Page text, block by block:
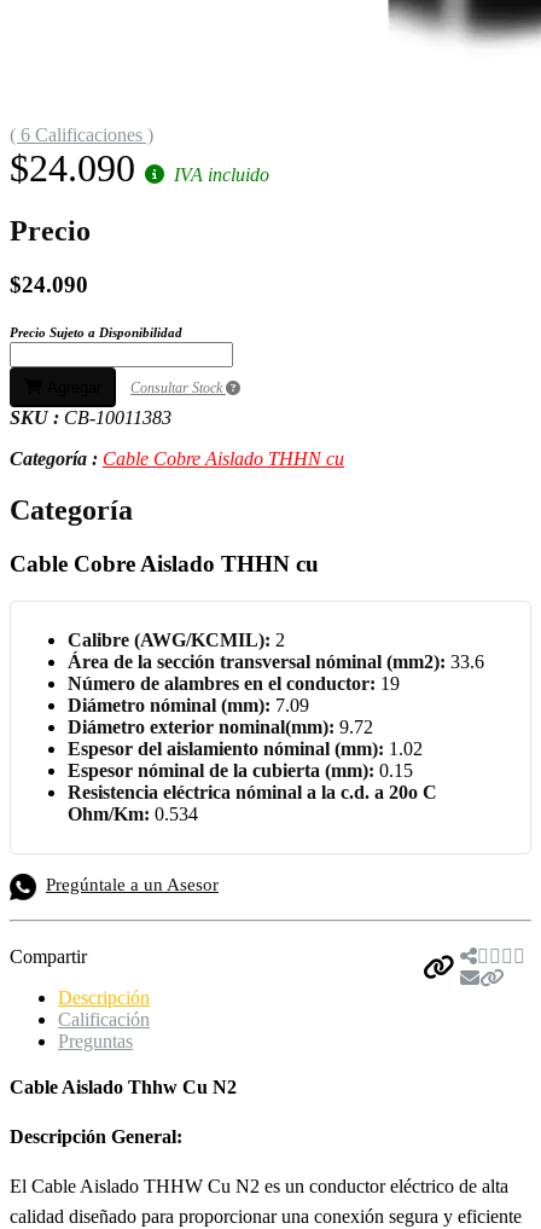
( 6 Calificaciones )
$24.090 IVA incluido
Precio
$24.090
Precio Sujeto a Disponibilidad
Consultar Stock
SKU : CB-10011383
Categoría : Cable Cobre Aislado THHN cu
Categoría
Cable Cobre Aislado THHN cu
Calibre (AWG/KCMIL): 2
Área de la sección transversal nóminal (mm2): 33.6
Número de alambres en el conductor: 19
Diámetro nóminal (mm): 7.09
Diámetro exterior nominal(mm): 9.72
Espesor del aislamiento nóminal (mm): 1.02
Espesor nóminal de la cubierta (mm): 0.15
Resistencia eléctrica nóminal a la c.d. a 20o C
Ohm/Km: 0.534
Pregúntale a un Asesor
Compartir
Descripción
Calificación
Preguntas
Cable Aislado Thhw Cu N2
Descripción General:
El Cable Aislado THHW Cu N2 es un conductor eléctrico de alta
calidad diseñado para proporcionar una conexión segura y eficiente